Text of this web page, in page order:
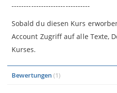
--------------------------------
Sobald du diesen Kurs
Account Zugriff auf alle Texte,
Kurses.
Bewertungen 1